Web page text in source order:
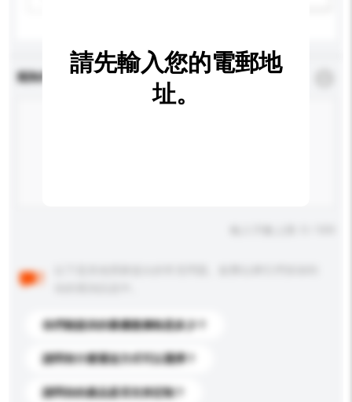
查詢內容 * 必須填寫
你們能提供的最優惠價格是多少？
請問有什麼運送方式可以選擇？
請問你的產品是否支持定制？
請先輸入您的電郵地
址。